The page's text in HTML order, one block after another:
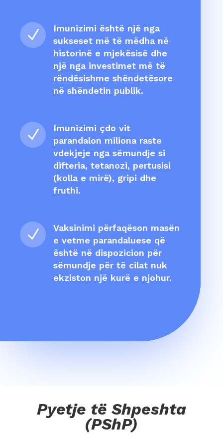
N
Imunizimi është një nga
sukseset më të mëdha në
historinë e mjekësisë dhe
një nga investimet më të
rëndësishme shëndetësore
në shëndetin publik.
N
Imunizimi çdo vit
parandalon miliona raste
vdekjeje nga sëmundje si
difteria, tetanozi, pertusisi
(kolla e mirë), gripi dhe
fruthi.
N
Vaksinimi përfaqëson masën
e vetme parandaluese që
është në dispozicion për
sëmundje për të cilat nuk
ekziston një kurë e njohur.
Pyetje të Shpeshta
(PShP)